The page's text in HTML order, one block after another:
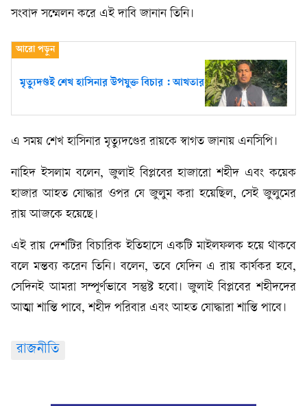
সংবাদ সম্মেলন করে এই দাবি জানান তিনি।
মৃত্যুদণ্ডই শেখ হাসিনার উপযুক্ত বিচার : আখতার
এ সময় শেখ হাসিনার মৃত্যুদণ্ডের রায়কে স্বাগত জানায় এনসিপি।
নাহিদ ইসলাম বলেন, জুলাই বিপ্লবের হাজারো শহীদ এবং কয়েক
হাজার আহত যোদ্ধার ওপর যে জুলুম করা হয়েছিল, সেই জুলুমের
রায় আজকে হয়েছে।
এই রায় দেশটির বিচারিক ইতিহাসে একটি মাইলফলক হয়ে থাকবে
বলে মন্তব্য করেন তিনি। বলেন, তবে যেদিন এ রায় কার্যকর হবে,
সেদিনই আমরা সম্পূর্ণভাবে সন্তুষ্ট হবো। জুলাই বিপ্লবের শহীদদের
আত্মা শান্তি পাবে, শহীদ পরিবার এবং আহত যোদ্ধারা শান্তি পাবে।
রাজনীতি